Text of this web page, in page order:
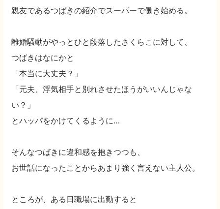
親友であるつばきの紹介でスーパーで働き始める。
離婚騒動がやっとひと段落したさくらこに対して、
つばきはなにかと
「本当に大丈夫？」
「元夫、浮気相手と別れさせたほうがいいんじゃな
い？」
とハッパをかけてくるように…
そんなつばきに違和感を抱きつつも、
お世話になったことからあまり強く言えない主人公。
ところが、ある日職場に出勤すると